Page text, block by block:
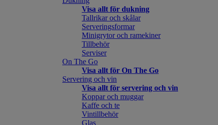
Visa allt för dukning
Tallrikar och skålar
Serveringsformar
Minigrytor och ramekiner
Tillbehör
Serviser
On The Go
Visa allt för On The Go
Servering och vin
Visa allt för servering och vin
Koppar och muggar
Kaffe och te
Vintillbehör
Glas